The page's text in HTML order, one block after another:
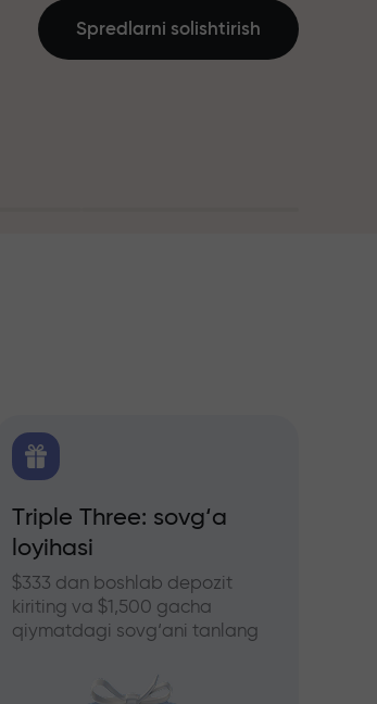
Spredlarni solishtirish
Triple Three: sovg‘a
loyihasi
$333 dan boshlab depozit
kiriting va $1,500 gacha
qiymatdagi sovg‘ani tanlang